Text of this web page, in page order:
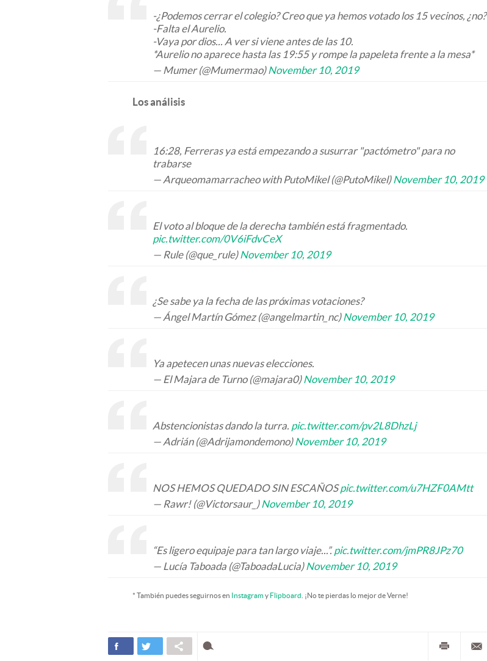
-¿Podemos cerrar el colegio? Creo que ya hemos votado los 15 vecinos, ¿no?
-Falta el Aurelio.
-Vaya por dios... A ver si viene antes de las 10.
*Aurelio no aparece hasta las 19:55 y rompe la papeleta frente a la mesa*
— Mumer (@Mumermao)November 10, 2019
Los análisis
16:28, Ferreras ya está empezando a susurrar "pactómetro" para no
trabarse
— Arqueomamarracheo with PutoMikel (@PutoMikel)November 10, 2019
El voto al bloque de la derecha también está fragmentado.
pic.twitter.com/0V6iFdvCeX
— Rule (@que_rule)November 10, 2019
¿Se sabe ya la fecha de las próximas votaciones?
— Ángel Martín Gómez (@angelmartin_nc)November 10, 2019
Ya apetecen unas nuevas elecciones.
— El Majara de Turno (@majara0)November 10, 2019
Abstencionistas dando la turra. pic.twitter.com/pv2L8DhzLj
— Adrián (@Adrijamondemono)November 10, 2019
NOS HEMOS QUEDADO SIN ESCAÑOSpic.twitter.com/u7HZF0AMtt
— Rawr! (@Victorsaur_)November 10, 2019
“Es ligero equipaje para tan largo viaje...”.pic.twitter.com/jmPR8JPz70
— Lucía Taboada (@TaboadaLucia)November 10, 2019
* También puedes seguirnos en Instagramy Flipboard . ¡No te pierdas lo mejor de Verne!